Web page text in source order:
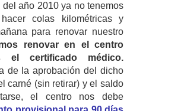
año 2010 ya no tenemos
colas kilométricas y
para renovar nuestro
renovar en el centro
el certificado médico.
de la aprobación del dicho
carné (sin retirar) y el saldo
el centro nos debe